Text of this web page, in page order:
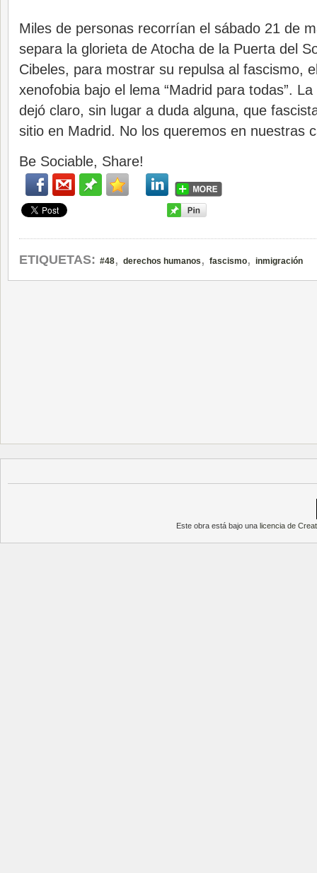
Miles de personas recorrían el sábado 21 de
separa la glorieta de Atocha de la Puerta del
Cibeles, para mostrar su repulsa al fascismo,
xenofobia bajo el lema “Madrid para todas”.
dejó claro, sin lugar a duda alguna, que
sitio en Madrid. No los queremos en nuestras
Be Sociable, Share!
ETIQUETAS: #48, derechos humanos , fascismo, inmigración
Este obra está bajo unalicencia de